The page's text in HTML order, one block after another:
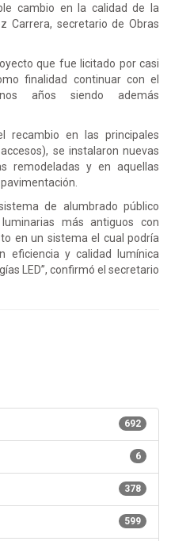
cambio en la calidad de la
Carrera, secretario de Obras
que fue licitado por casi
finalidad continuar con el
años siendo además
recambio en las principales
se instalaron nuevas
remodeladas y en aquellas
de alumbrado público
más antiguos con
en un sistema el cual podría
eficiencia y calidad lumínica
LED”, confirmó el secretario
692
6
378
599